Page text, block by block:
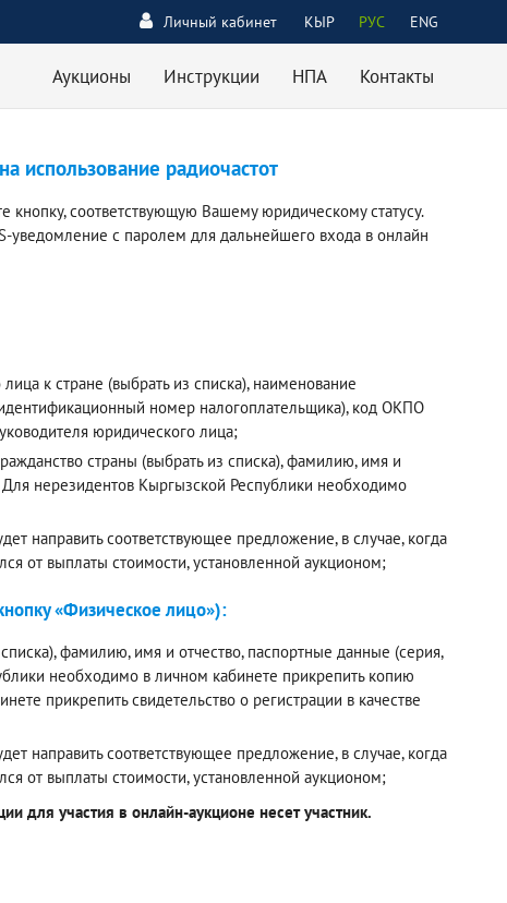
КЫР РУС ENG
Личный кабинет
Аукционы Инструкции НПА Контакты
использование радиочастот
соответствующую Вашему юридическому статусу.
уведомление с паролем для дальнейшего входа в онлайн
к стране (выбрать из списка), наименование
номер налогоплательщика), код ОКПО
юридического лица;
страны (выбрать из списка), фамилию, имя и
нерезидентов Кыргызской Республики необходимо
направить соответствующее предложение, в случае, когда
от выплаты стоимости, установленной аукционом;
«Физическое лицо»):
фамилию, имя и отчество, паспортные данные (серия,
необходимо в личном кабинете прикрепить копию
прикрепить свидетельство о регистрации в качестве
направить соответствующее предложение, в случае, когда
от выплаты стоимости, установленной аукционом;
для участия в онлайн-аукционе несет участник.